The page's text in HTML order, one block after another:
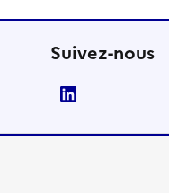
Suivez-nous